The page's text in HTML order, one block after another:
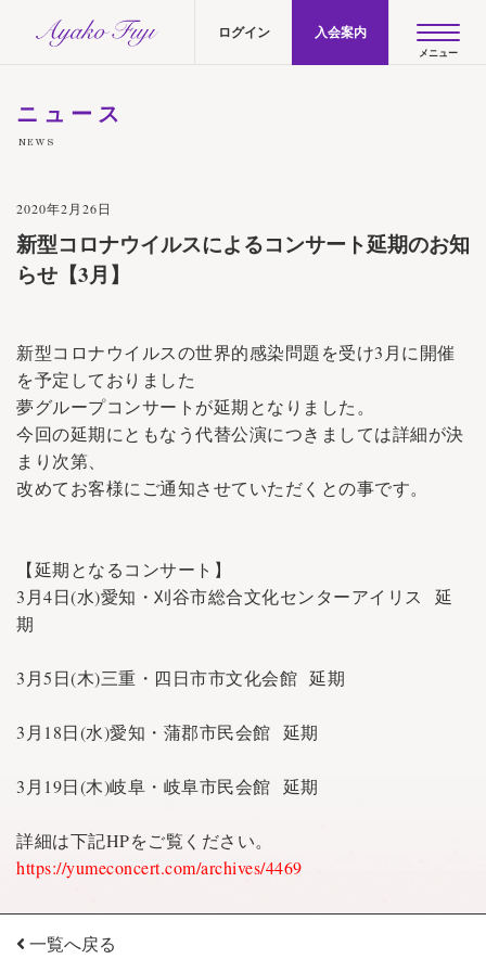
ログイン 入会案内
ニュース
NEWS
2020年2月26日
新型コロナウイルスによるコンサート延期のお知
らせ【3月】
新型コロナウイルスの世界的感染問題を受け3月に開催
を予定しておりました
夢グループコンサートが延期となりました。
今回の延期にともなう代替公演につきましては詳細が決
まり次第、
改めてお客様にご通知させていただくとの事です。
【延期となるコンサート】
3月4日(水)愛知・刈谷市総合文化センターアイリス 延
期
3月5日(木)三重・四日市市文化会館 延期
3月18日(水)愛知・蒲郡市民会館 延期
3月19日(木)岐阜・岐阜市民会館 延期
詳細は下記HPをご覧ください。
https://yumeconcert.com/archives/4469
一覧へ戻る